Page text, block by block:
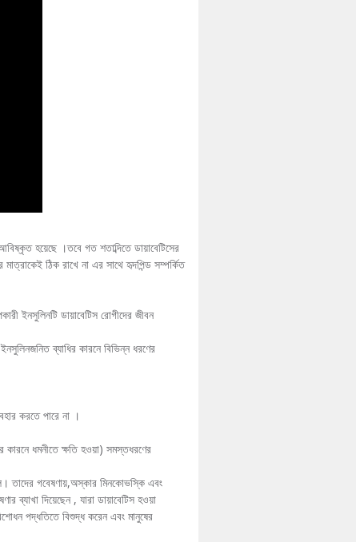
হয়েছে ।তবে গত শতাব্দিতে ডায়াবেটিসের
ঠিক রাখে না এর সাথে হৃদপিন্ড সম্পর্কিত
ইনসুলিনটি ডায়াবেটিস রোগীদের জীবন
ব্যাধির কারনে বিভিন্ন ধরণের
করতে পারে না ।
ধমনীতে ক্ষতি হওয়া) সমস্তধরণের
তাদের গবেষণায়,অস্কার মিনকোভস্কি এবং
ব্যাখা দিয়েছেন , যারা ডায়াবেটিস হওয়া
পদ্ধতিতে বিশুদ্ধ করেন এবং মানুষের